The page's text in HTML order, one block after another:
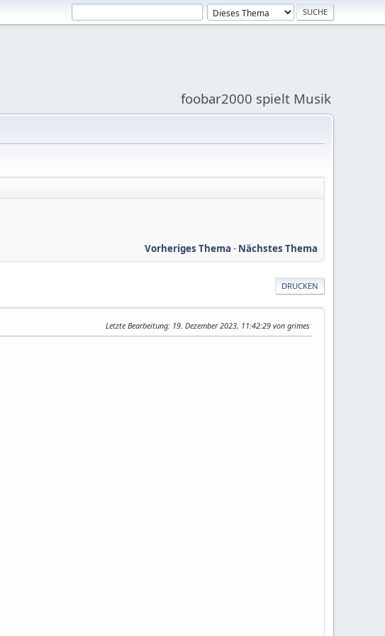
foobar2000 spielt Musik
Vorheriges Thema - Nächstes Thema
DRUCKEN
Letzte Bearbeitung: 19. Dezember 2023, 11:42:29 von grimes